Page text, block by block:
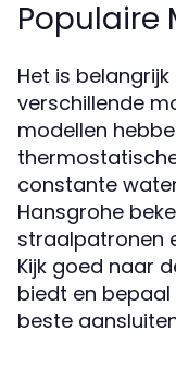
Populaire
Het is
verschillende
modellen
constante
Hansgrohe
straalpatronen
Kijk goed naar
biedt en
beste